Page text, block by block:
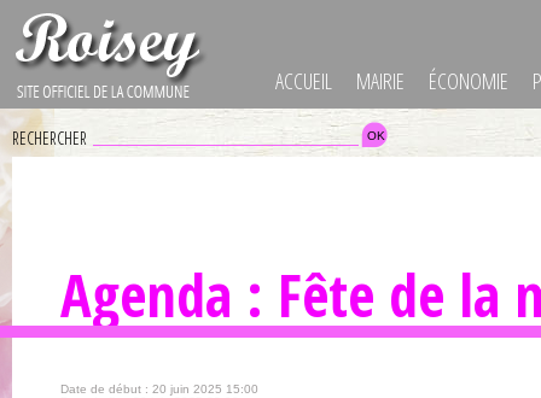
ACCUEIL MAIRIE ÉCONOMIE
RECHERCHER
Agenda : Fête de la
Date de début : 20 juin 2025 15:00